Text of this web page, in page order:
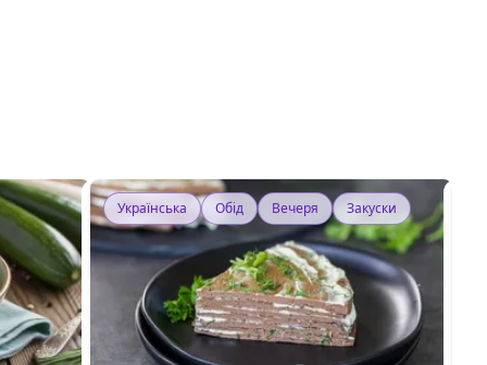
Українська Обід Вечеря Закуски